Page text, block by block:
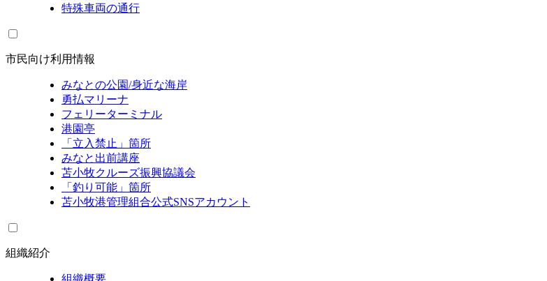
特殊車両の通行
市民向け利用情報
みなとの公園/身近な海岸
勇払マリーナ
フェリーターミナル
港園亭
「立入禁止」箇所
みなと出前講座
苫小牧クルーズ振興協議会
「釣り可能」箇所
苫小牧港管理組合公式SNSアカウント
組織紹介
組織概要